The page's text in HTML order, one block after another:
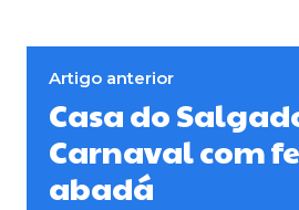
Artigo anterior
Casa do
Carnaval com
abadá